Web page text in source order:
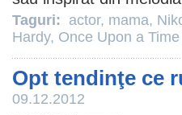
Taguri: actor, mama,
Hardy, Once Upon a
Opt tendinţe ce
09.12.2012